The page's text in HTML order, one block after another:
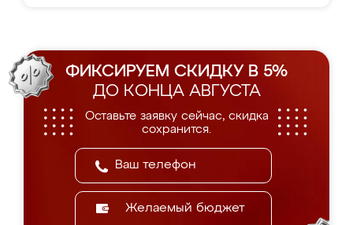
ФИКСИРУЕМ СКИДКУ В 5%
ДО КОНЦА АВГУСТА
Оставьте заявку сейчас, скидка
сохранится.
Желаемый бюджет